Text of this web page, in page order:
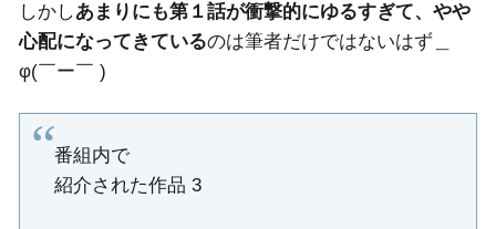
しかしあまりにも第１話が衝撃的にゆるすぎて、やや
心配になってきているのは筆者だけではないはず＿
φ(￣ー￣ )
番組内で
紹介された作品 3